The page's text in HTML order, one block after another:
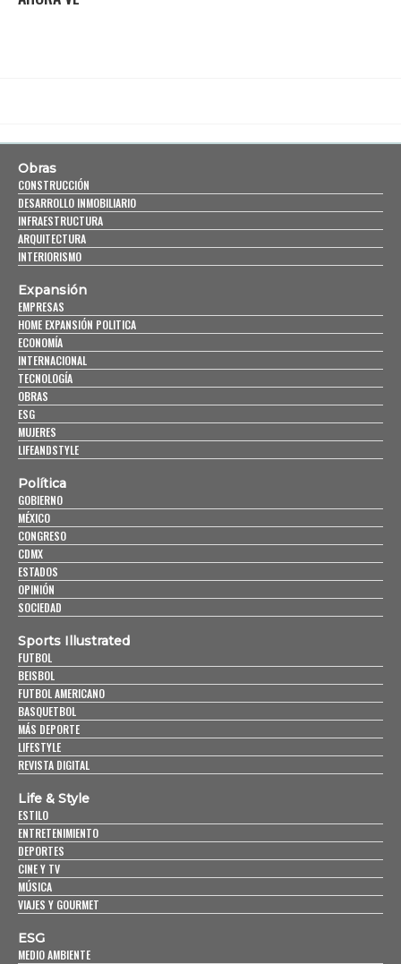
Obras
CONSTRUCCIÓN
DESARROLLO INMOBILIARIO
INFRAESTRUCTURA
ARQUITECTURA
INTERIORISMO
Expansión
EMPRESAS
HOME EXPANSIÓN POLITICA
ECONOMÍA
INTERNACIONAL
TECNOLOGÍA
OBRAS
ESG
MUJERES
LIFEANDSTYLE
Política
GOBIERNO
MÉXICO
CONGRESO
CDMX
ESTADOS
OPINIÓN
SOCIEDAD
Sports Illustrated
FUTBOL
BEISBOL
FUTBOL AMERICANO
BASQUETBOL
MÁS DEPORTE
LIFESTYLE
REVISTA DIGITAL
Life & Style
ESTILO
ENTRETENIMIENTO
DEPORTES
CINE Y TV
MÚSICA
VIAJES Y GOURMET
ESG
MEDIO AMBIENTE